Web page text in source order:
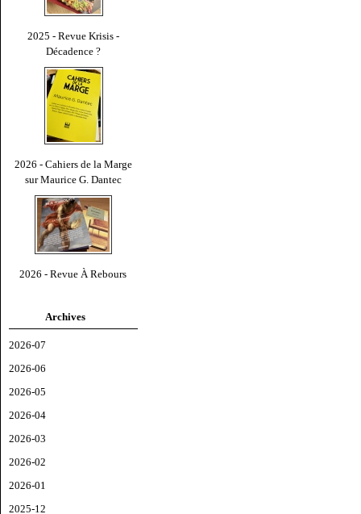
2025 - Revue Krisis -
Décadence ?
2026 - Cahiers de la Marge
sur Maurice G. Dantec
2026 - Revue À Rebours
Archives
2026-07
2026-06
2026-05
2026-04
2026-03
2026-02
2026-01
2025-12